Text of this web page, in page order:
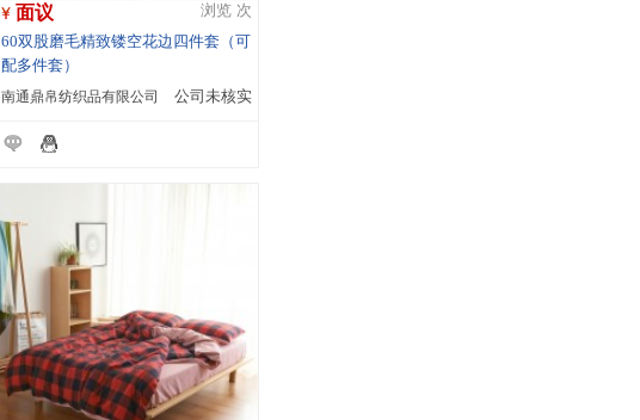
面议 浏览 次
60双股磨毛精致镂空花边四件套（可
配多件套）
南通鼎帛纺织品有限公司 公司未核实